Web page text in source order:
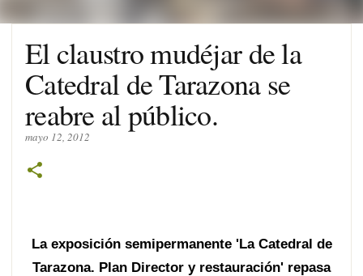
El claustro mudéjar de la
Catedral de Tarazona se
reabre al público.
mayo 12, 2012
La exposición semipermanente 'La Catedral de
Tarazona. Plan Director y restauración' repasa